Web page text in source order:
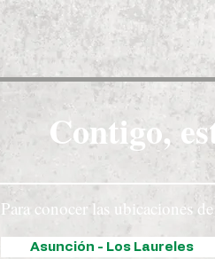
Contigo,
Para conocer las ubicaciones
Asunción - Los Laureles